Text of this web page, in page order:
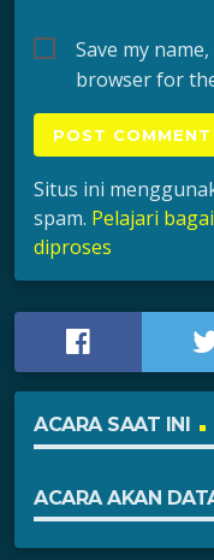
Save my
browser for
Situs ini
spam. Pelajari
diproses
ACARA SAAT INI
ACARA AKAN